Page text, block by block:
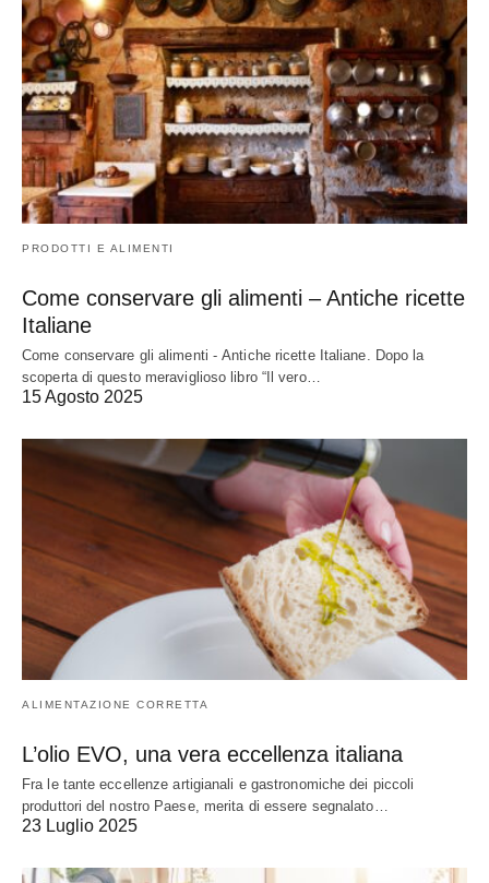
PRODOTTI E ALIMENTI
Come conservare gli alimenti – Antiche ricette
Italiane
Come conservare gli alimenti - Antiche ricette Italiane. Dopo la
scoperta di questo meraviglioso libro “Il vero…
15 Agosto 2025
ALIMENTAZIONE CORRETTA
L’olio EVO, una vera eccellenza italiana
Fra le tante eccellenze artigianali e gastronomiche dei piccoli
produttori del nostro Paese, merita di essere segnalato…
23 Luglio 2025